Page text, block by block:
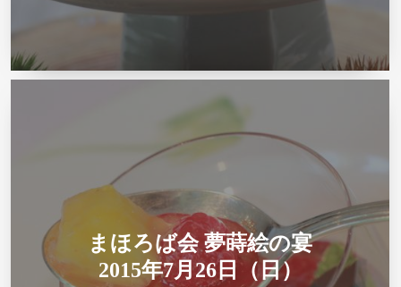
まほろば会 夢蒔絵の宴
2015年7月26日（日）